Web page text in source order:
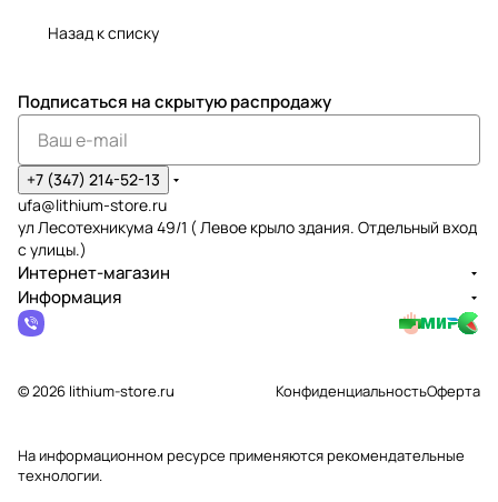
Назад к списку
Подписаться на скрытую распродажу
+7 (347) 214-52-13
ufa@lithium-store.ru
ул Лесотехникума 49/1 ( Левое крыло здания. Отдельный вход
с улицы.)
Интернет-магазин
Информация
© 2026 lithium-store.ru КонфиденциальностьОферта
На информационном ресурсе применяютсярекомендательные
технологии.